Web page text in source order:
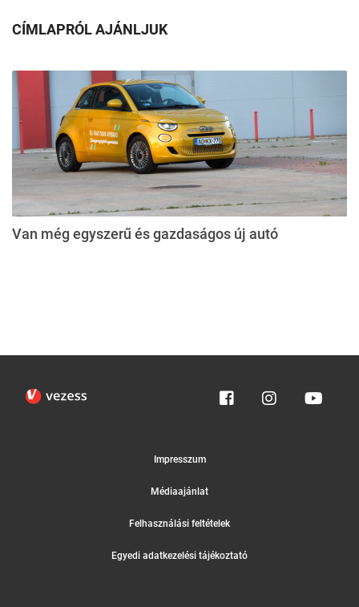
CÍMLAPRÓL AJÁNLJUK
Van még egyszerű és gazdaságos új autó
Impresszum
Médiaajánlat
Felhasználási feltételek
Egyedi adatkezelési tájékoztató